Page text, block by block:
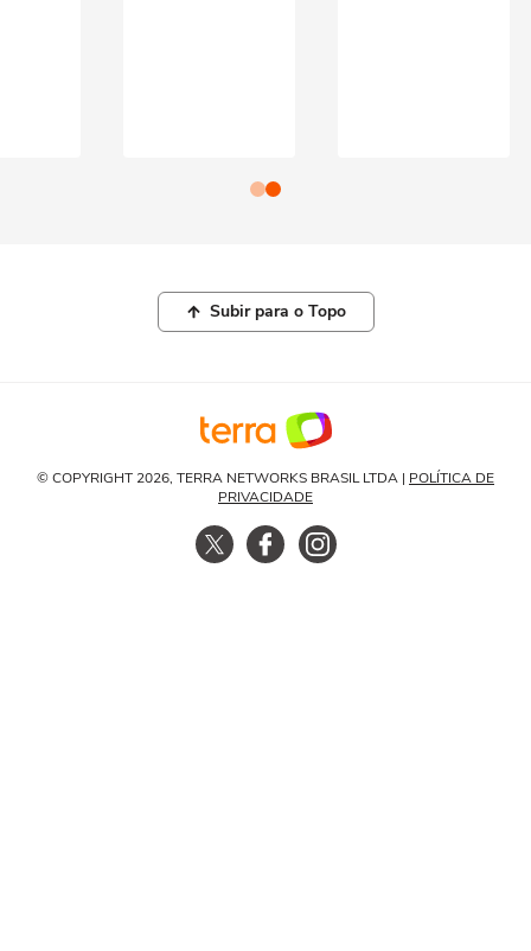
Subir para o Topo
© COPYRIGHT 2026, TERRA NETWORKS BRASIL LTDA | POLÍTICA DE
PRIVACIDADE